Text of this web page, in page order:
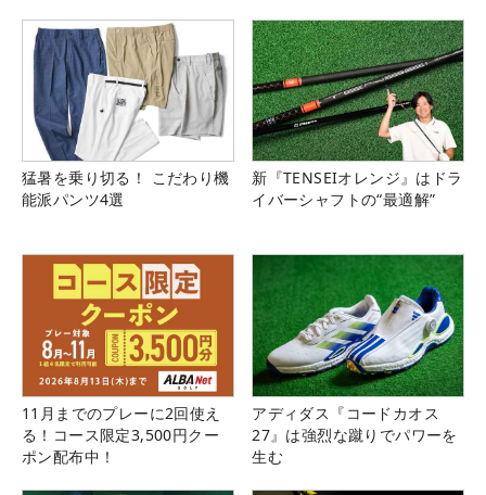
猛暑を乗り切る！ こだわり機
能派パンツ4選
新『TENSEIオレンジ』はドラ
イバーシャフトの“最適解”
11月までのプレーに2回使え
る！コース限定3,500円クー
ポン配布中！
アディダス『コードカオス
27』は強烈な蹴りでパワーを
生む